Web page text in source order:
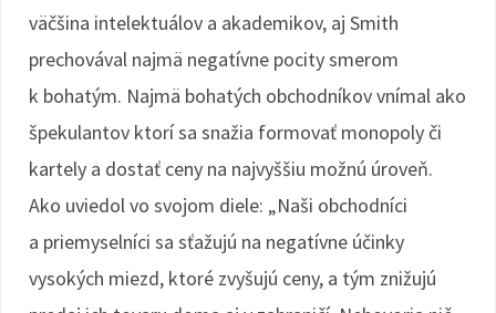
väčšina intelektuálov a akademikov, aj Smith
prechovával najmä negatívne pocity smerom
k bohatým. Najmä bohatých obchodníkov vnímal ako
špekulantov ktorí sa snažia formovať monopoly či
kartely a dostať ceny na najvyššiu možnú úroveň.
Ako uviedol vo svojom diele: „Naši obchodníci
a priemyselníci sa sťažujú na negatívne účinky
vysokých miezd, ktoré zvyšujú ceny, a tým znižujú